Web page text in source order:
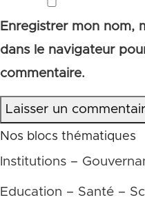
Enregistrer mon nom,
dans le navigateur
commentaire.
Laisser un
Nos blocs thématiques
Institutions –
Education – Santé –